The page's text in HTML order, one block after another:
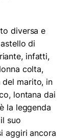
diversa e
di
infatti,
colta,
del marito, in
lontana dai
la leggenda
suo
aggiri ancora